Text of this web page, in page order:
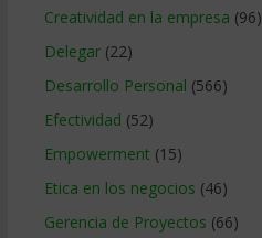
Creatividad en la empresa (96)
Delegar(22)
Desarrollo Personal (566)
Efectividad (52)
Empowerment (15)
Etica en los negocios (46)
Gerencia de Proyectos (66)